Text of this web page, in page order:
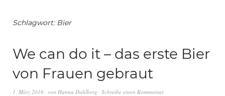
Schlagwort: Bier
We can do it – das erste Bier
von Frauen gebraut
1. März 2016 von Hanna Dahlberg Schreibe einen Kommentar